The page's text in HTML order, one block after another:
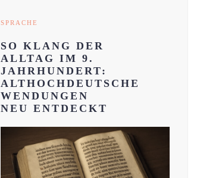
SPRACHE
SO KLANG DER
ALLTAG IM 9.
JAHRHUNDERT:
ALTHOCHDEUTSCHE
WENDUNGEN
NEU ENTDECKT